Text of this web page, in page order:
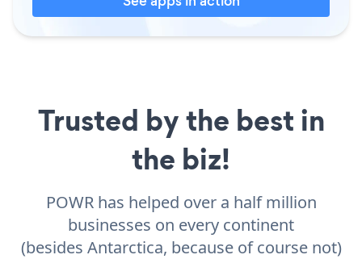
Trusted by the best in
the biz!
POWR has helped over a half million
businesses on every continent
(besides Antarctica, because of course not)